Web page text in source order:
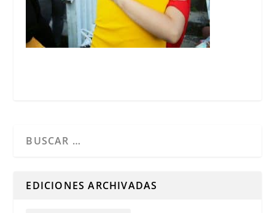
EDICIONES ARCHIVADAS